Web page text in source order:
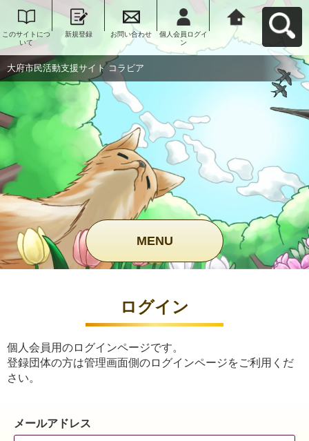
このサイトにつ
いて
新規登録 お問い合わせ
個人会員ログイ
ン
大府市民活動支
援サイト コラビ
アへ戻る
大府市民活動支援サイト コラビア
MENU
ログイン
個人会員用のログインページです。
登録団体の方は管理画面側のログインページをご利用くだ
さい。
メールアドレス